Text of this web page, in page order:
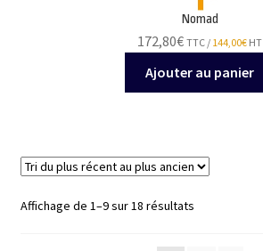
Nomad
172,80€ TTC / 144,00€ HT
Ajouter au panier
Affichage de 1–9 sur 18 résultatsTrié